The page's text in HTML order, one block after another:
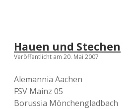
Hauen und Stechen
Veröffentlicht am 20. Mai 2007
Alemannia Aachen
FSV Mainz 05
Borussia Mönchengladbach